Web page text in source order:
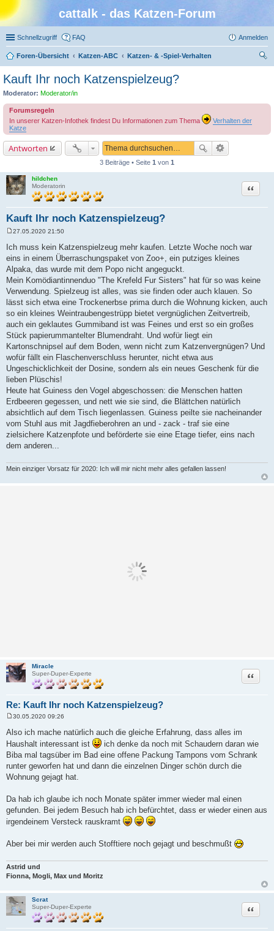
cattalk - das Katzen-Forum
Schnellzugriff FAQ Anmelden
Foren-Übersicht Katzen-ABC
Katzen- & -Spiel-Verhalten
Kauft Ihr noch Katzenspielzeug?
Moderator: Moderator/in
Forumsregeln
In unserer Katzen-Infothek findest Du Informationen zum Thema
Verhalten der
Katze
Antworten
3 Beiträge • Seite 1 von 1
hildchen
Moderatorin
Kauft Ihr noch Katzenspielzeug?
Zitat
e
i
t
a
g
27.05.2020 21:50
Ich muss kein Katzenspielzeug mehr kaufen. Letzte Woche noch war
eins in einem Überraschungspaket von Zoo+, ein putziges kleines
Alpaka, das wurde mit dem Popo nicht angeguckt.
Mein Komödiantinnenduo "The Krefeld Fur Sisters" hat für so was keine
Verwendung. Spielzeug ist alles, was sie finden oder auch klauen. So
lässt sich etwa eine Trockenerbse prima durch die Wohnung kicken, auch
so ein kleines Weintraubengestrüpp bietet vergnüglichen Zeitvertreib,
auch ein geklautes Gummiband ist was Feines und erst so ein großes
Stück papierummantelter Blumendraht. Und wofür liegt ein
Kartonschnipsel auf dem Boden, wenn nicht zum Katzenvergnügen? Und
wofür fällt ein Flaschenverschluss herunter, nicht etwa aus
Ungeschicklichkeit der Dosine, sondern als ein neues Geschenk für die
lieben Plüschis!
Heute hat Guiness den Vogel abgeschossen: die Menschen hatten
Erdbeeren gegessen, und nett wie sie sind, die Blättchen natürlich
absichtlich auf dem Tisch liegenlassen. Guiness peilte sie nacheinander
vom Stuhl aus mit Jagdfieberohren an und - zack - traf sie eine
zielsichere Katzenpfote und beförderte sie eine Etage tiefer, eins nach
dem anderen...
Mein einziger Vorsatz für 2020: Ich will mir nicht mehr alles gefallen lassen!
Miracle
Super-Duper-Experte
Re: Kauft Ihr noch Katzenspielzeug?
Zitat
e
i
t
r
a
g
30.05.2020 09:26
Also ich mache natürlich auch die gleiche Erfahrung, dass alles im
Haushalt interessant ist
ich denke da noch mit Schaudern daran wie
Biba mal tagsüber im Bad eine offene Packung Tampons vom Schrank
runter geworfen hat und dann die einzelnen Dinger schön durch die
Wohnung gejagt hat.
Da hab ich glaube ich noch Monate später immer wieder mal einen
gefunden. Bei jedem Besuch hab ich befürchtet, dass er wieder einen aus
irgendeinem Versteck rauskramt
Aber bei mir werden auch Stofftiere noch gejagt und beschmußt
Astrid und
Fionna, Mogli, Max und Moritz
Scrat
Super-Duper-Experte
Zitat